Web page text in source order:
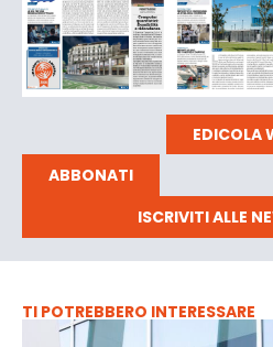
EDICOLA
ABBONATI
ISCRIVITI ALLE
TI POTREBBERO INTERESSARE